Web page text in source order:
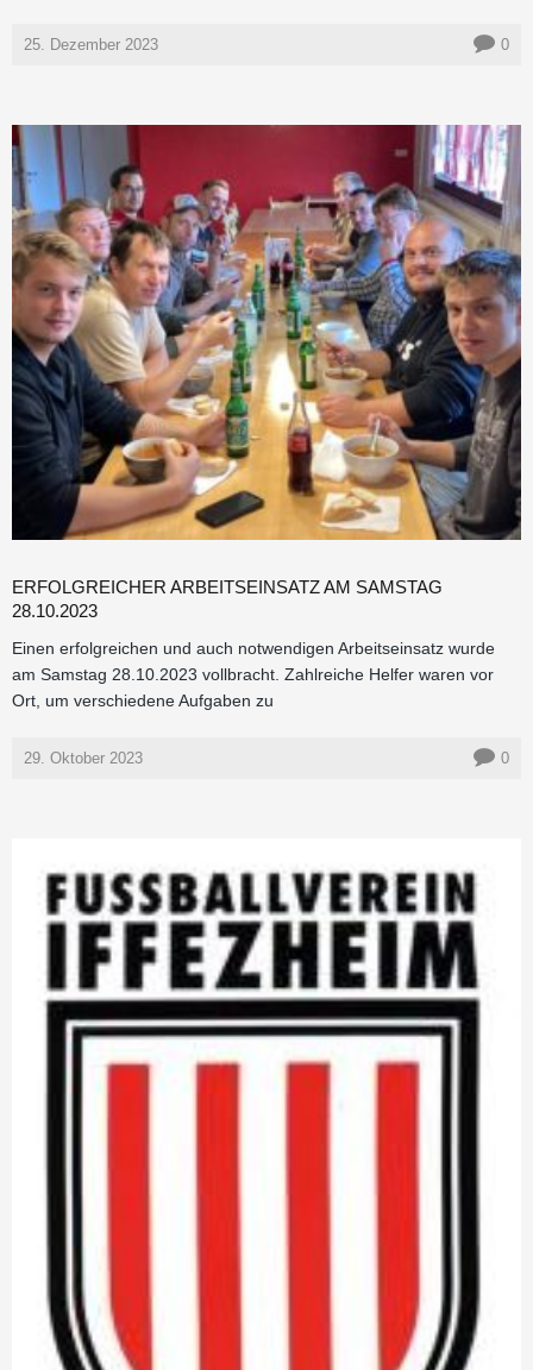
25. Dezember 2023 0
ERFOLGREICHER ARBEITSEINSATZ AM SAMSTAG
28.10.2023
Einen erfolgreichen und auch notwendigen Arbeitseinsatz wurde
am Samstag 28.10.2023 vollbracht. Zahlreiche Helfer waren vor
Ort, um verschiedene Aufgaben zu
29. Oktober 2023 0